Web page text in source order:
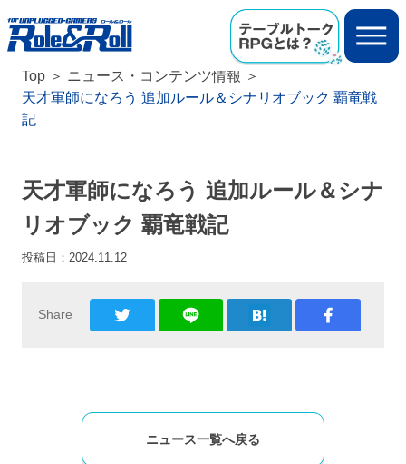
Top
ニュース・コンテンツ情報
天才軍師になろう 追加ルール＆シナリオブック 覇竜戦
記
天才軍師になろう 追加ルール＆シナ
リオブック 覇竜戦記
投稿日： 2024.11.12
Share
ニュース一覧へ戻る